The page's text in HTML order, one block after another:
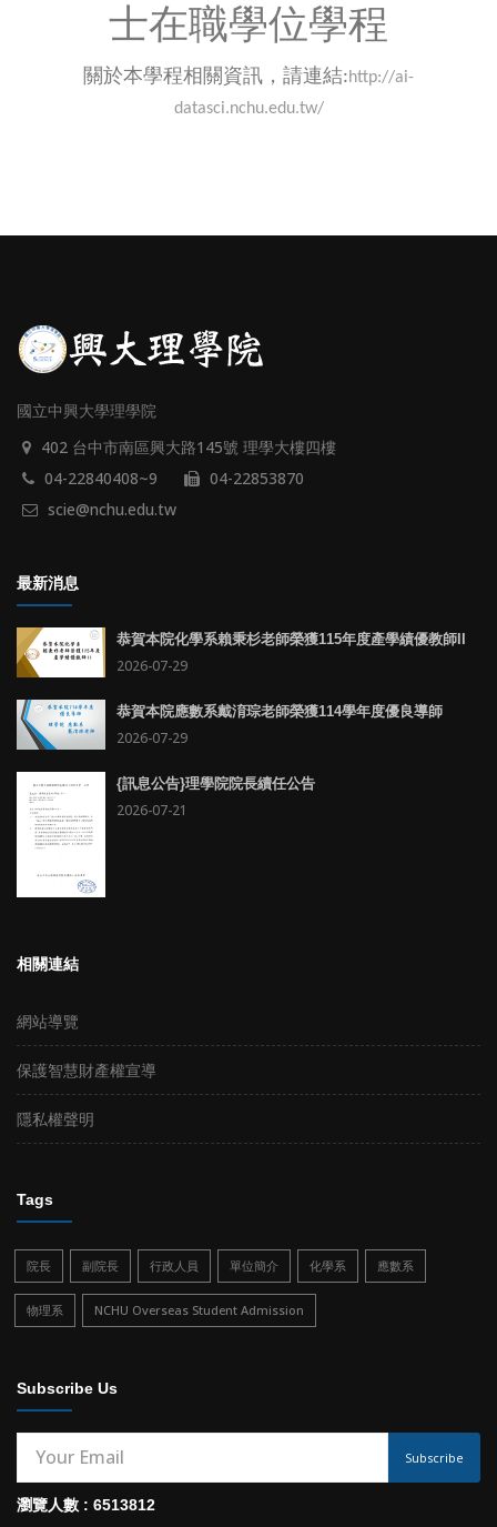
士在職學位學程
關於本學程相關資訊， 請連結:http://ai-
datasci.nchu.edu.tw/
國立中興大學理學院
402 台中市南區興大路145號 理學大樓四樓
04-22840408~9
04-22853870
scie@nchu.edu.tw
最新消息
恭賀本院化學系賴秉杉老師榮獲115年度產學績優教師II
2026-07-29
恭賀本院應數系戴淯琮老師榮獲114學年度優良導師
2026-07-29
{訊息公告}理學院院長續任公告
2026-07-21
相關連結
網站導覽
保護智慧財產權宣導
隱私權聲明
Tags
院長 副院長 行政人員 單位簡介 化學系 應數系
物理系 NCHU Overseas Student Admission
Subscribe Us
Subscribe
瀏覽人數 : 6513812